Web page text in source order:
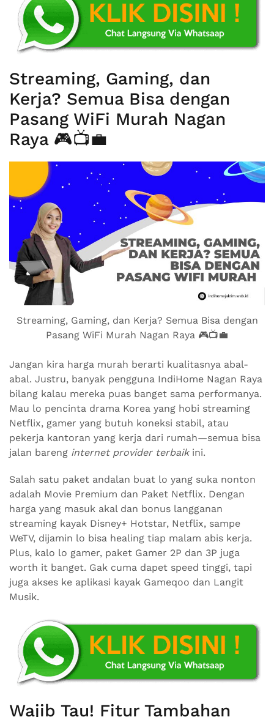
Streaming, Gaming, dan
Kerja? Semua Bisa dengan
Pasang WiFi Murah Nagan
Raya 🎮📺💼
Streaming, Gaming, dan Kerja? Semua Bisa dengan
Pasang WiFi Murah Nagan Raya 🎮📺💼
Jangan kira harga murah berarti kualitasnya abal-
abal. Justru, banyak pengguna IndiHome Nagan Raya
bilang kalau mereka puas banget sama performanya.
Mau lo pencinta drama Korea yang hobi streaming
Netflix, gamer yang butuh koneksi stabil, atau
pekerja kantoran yang kerja dari rumah—semua bisa
jalan bareng internet provider terbaikini.
Salah satu paket andalan buat lo yang suka nonton
adalah Movie Premium dan Paket Netflix. Dengan
harga yang masuk akal dan bonus langganan
streaming kayak Disney+ Hotstar, Netflix, sampe
WeTV, dijamin lo bisa healing tiap malam abis kerja.
Plus, kalo lo gamer, paket Gamer 2P dan 3P juga
worth it banget. Gak cuma dapet speed tinggi, tapi
juga akses ke aplikasi kayak Gameqoo dan Langit
Musik.
Wajib Tau! Fitur Tambahan